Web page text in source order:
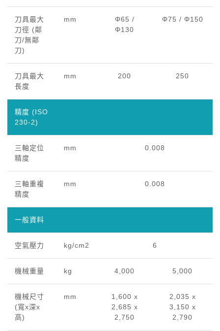
刀具最大
刀徑 (鄰
刀/無鄰
刀)
mm
Φ65 /
Φ130
Φ75 / Φ150
刀具最大
長度
mm 200 250
精度 (ISO
230-2)
三軸定位
精度
mm 0.008
三軸重複
精度
mm 0.008
一般資料
空氣壓力 kg/cm2 6
機械重量 kg 4,000 5,000
機械尺寸
(寬x深x
高)
mm
1,600 x
2,685 x
2,750
2,035 x
3,150 x
2,790